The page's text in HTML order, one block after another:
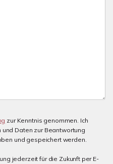
zur Kenntnis genommen. Ich
Daten zur Beantwortung
und gespeichert werden.
jederzeit für die Zukunft per E-